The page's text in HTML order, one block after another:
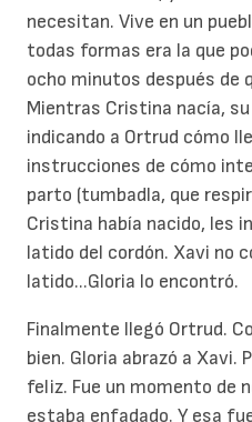
necesitan. Vive en un
todas formas era la que
ocho minutos después de
Mientras Cristina nacía,
indicando a Ortrud cómo
instrucciones de cómo
parto (tumbadla, que
Cristina había nacido, les
latido del cordón. Xavi no
latido...Gloria lo encontró.
Finalmente llegó Ortrud.
bien. Gloria abrazó a Xavi.
feliz. Fue un momento de
estaba enfadado. Y esa